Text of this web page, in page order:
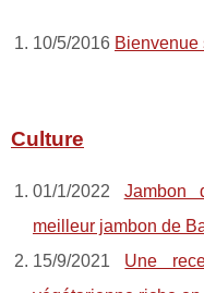
10/5/2016 Bienvenue
Culture
01/1/2022 Jambon
meilleur jambon de
15/9/2021 Une